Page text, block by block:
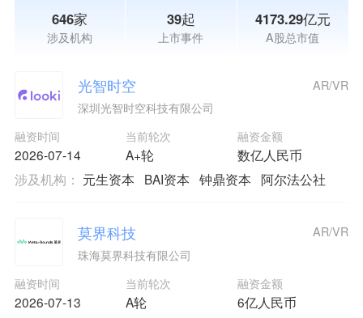
646家
涉及机构
39起
上市事件
4173.29亿元
A股总市值
光智时空
深圳光智时空科技有限公司
融资时间
2026-07-14
当前轮次
A+轮
融资金额
数亿人民币
AR/VR
涉及机构： 元生资本 BAI资本 钟鼎资本 阿尔法公社
莫界科技
珠海莫界科技有限公司
融资时间
2026-07-13
当前轮次
A轮
融资金额
6亿人民币
AR/VR